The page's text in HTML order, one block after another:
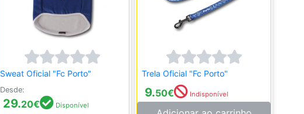
Sweat Oficial "Fc Porto"
Desde:
29.20€ Disponível
Trela Oficial "Fc Porto"
9.50€ Indisponível